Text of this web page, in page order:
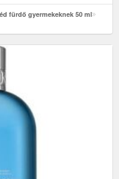
fürdő gyermekeknek 50 ml